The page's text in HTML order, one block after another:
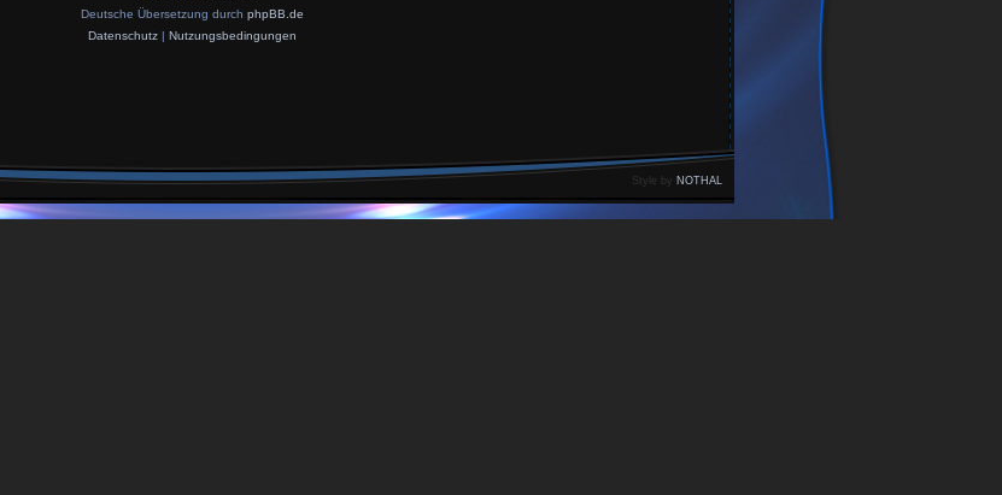
Deutsche Übersetzung durch phpBB.de
Datenschutz| Nutzungsbedingungen
Style by NOTHAL